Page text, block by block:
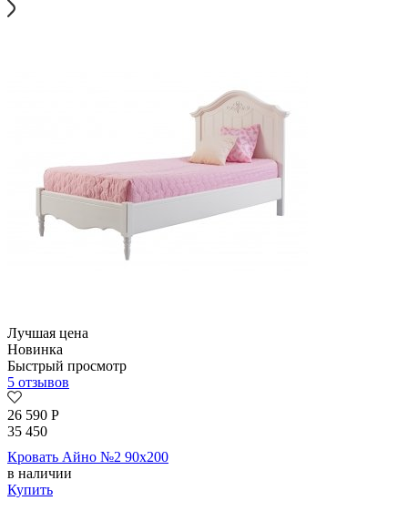
Лучшая цена
Новинка
Быстрый просмотр
5 отзывов
26 590 Р
35 450
Кровать Айно №2 90х200
в наличии
Купить